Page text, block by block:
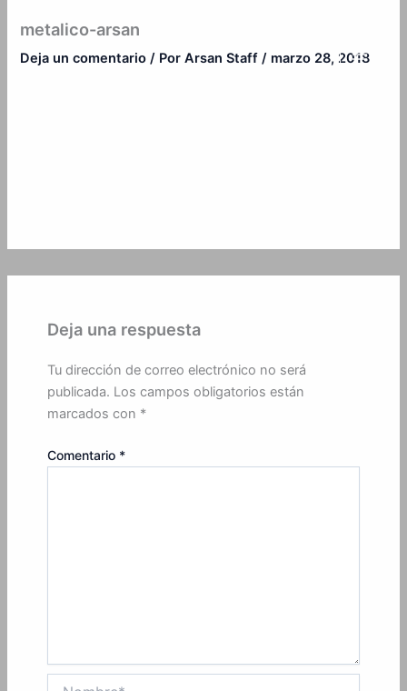
contenido
metalico-arsan
Deja un comentario / PorArsan Staff/ marzo 28, 2018
Deja una respuesta
Tu dirección de correo electrónico no será
publicada. Los campos obligatorios están
marcados con *
Comentario *